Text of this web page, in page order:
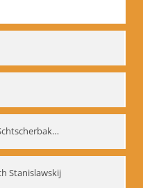
Wadim Anatoljewitsch Schtscherbakow
Stanislawskij